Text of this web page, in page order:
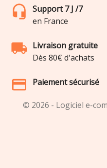
Support 7 J /7
en France
Livraison gratuite
Dès 80€ d'achats
Paiement sécurisé
© 2026 - Logiciel e-